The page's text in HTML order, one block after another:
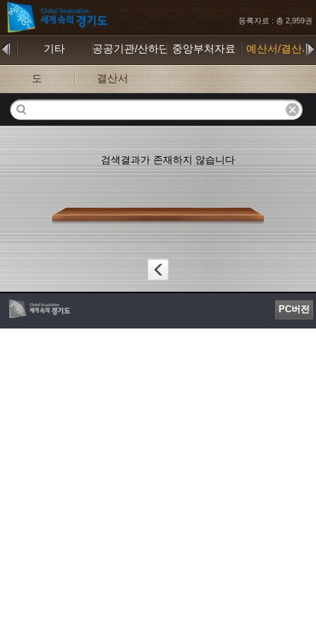
등록자료 : 총 2,959권
기타 공공기관/산하단체중앙부처자료 예산서/결산서
도 결산서
검색결과가 존재하지 않습니다
PC버전